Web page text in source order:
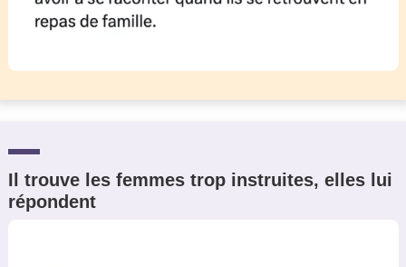
Il trouve les femmes trop instruites, elles lui
répondent